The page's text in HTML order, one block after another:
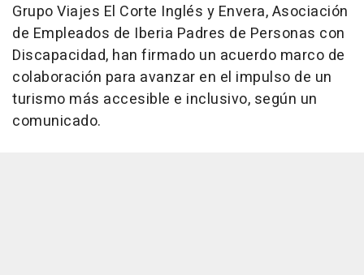
Grupo Viajes El Corte Inglés y Envera, Asociación
de Empleados de Iberia Padres de Personas con
Discapacidad, han firmado un acuerdo marco de
colaboración para avanzar en el impulso de un
turismo más accesible e inclusivo, según un
comunicado.